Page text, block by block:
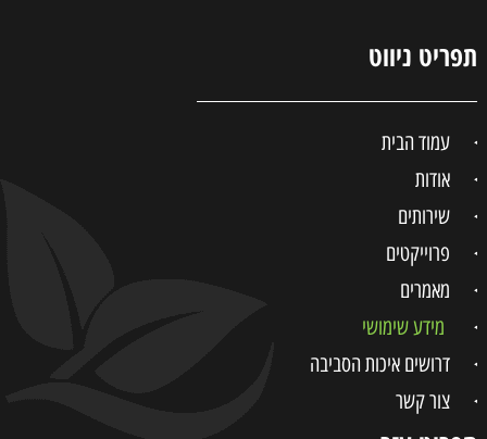
תפריט ניווט
עמוד הבית
אודות
שירותים
פרוייקטים
מאמרים
מידע שימושי
דרושים איכות הסביבה
צור קשר